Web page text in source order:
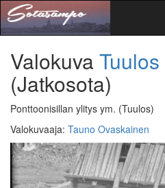
Valokuva Tuulos
(Jatkosota)
Ponttoonisillan ylitys ym. (Tuulos)
Valokuvaaja: Tauno Ovaskainen